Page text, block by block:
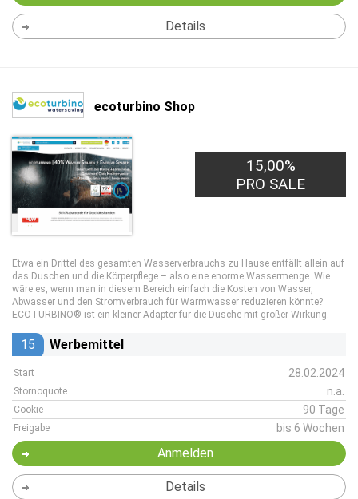
Details
ecoturbino Shop
15,00%
PRO SALE
Etwa ein Drittel des gesamten Wasserverbrauchs zu Hause entfällt allein auf
das Duschen und die Körperpflege – also eine enorme Wassermenge. Wie
wäre es, wenn man in diesem Bereich einfach die Kosten von Wasser,
Abwasser und den Stromverbrauch für Warmwasser reduzieren könnte?
ECOTURBINO® ist ein kleiner Adapter für die Dusche mit großer Wirkung.
15 Werbemittel
Start 28.02.2024
Stornoquote n.a.
Cookie 90 Tage
Freigabe bis 6 Wochen
Anmelden
Details